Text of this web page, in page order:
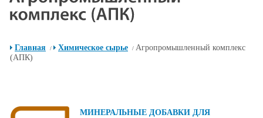
Главная / Химическое сырье / Агропромышленный комплекс
(АПК)
МИНЕРАЛЬНЫЕ ДОБАВКИ ДЛЯ